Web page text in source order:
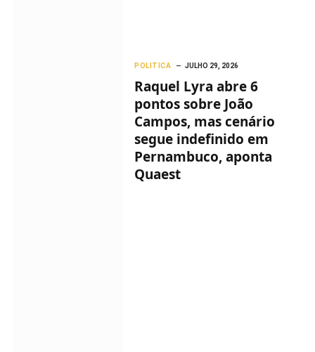
POLITICA JULHO 29, 2026
Raquel Lyra abre 6
pontos sobre João
Campos, mas cenário
segue indefinido em
Pernambuco, aponta
Quaest